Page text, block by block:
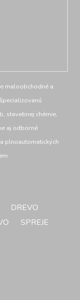
maloobchodné a
stavebnej chémie,
aj odborné
plnoautomatických
DREVO
SPREJE